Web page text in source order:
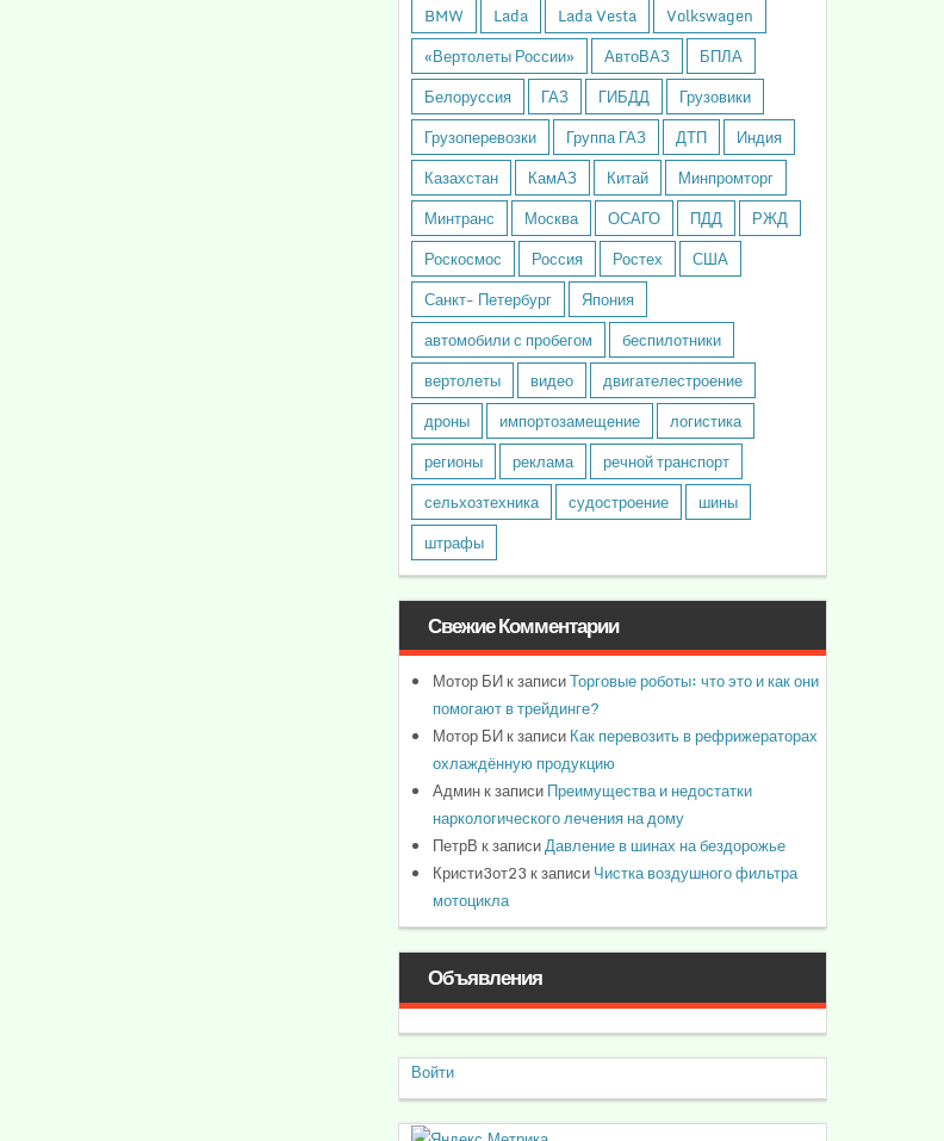
BMW Lada Lada Vesta
Volkswagen
«Вертолеты России»
АвтоВАЗ
БПЛА
Белоруссия
ГАЗ ГИБДД
Грузовики
Грузоперевозки
Группа ГАЗ ДТП
Индия
Казахстан
КамАЗ Китай
Минпромторг
Минтранс
Москва ОСАГО ПДД
РЖД
Роскосмос
Россия Ростех
США
Санкт- Петербург
Япония
автомобили с пробегом
беспилотники
вертолеты
видео
двигателестроение
дроны
импортозамещение
логистика
регионы
реклама
речной транспорт
сельхозтехника
судостроение
шины
штрафы
Свежие Комментарии
Мотор БИк записиТорговые роботы: что это и как они
помогают в трейдинге?
Мотор БИк записиКак перевозить в рефрижераторах
охлаждённую продукцию
Админк записиПреимущества и недостатки
наркологического лечения на дому
ПетрВ к записиДавление в шинах на бездорожье
Кристи3от23 к записиЧистка воздушного фильтра
мотоцикла
Объявления
Войти